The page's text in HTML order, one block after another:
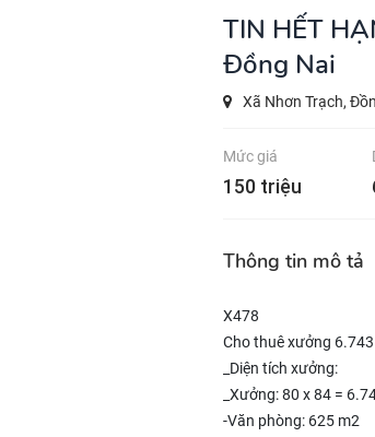
TIN HẾT
Đồng Nai
Xã Nhơn Trạch,
Mức giá
150 triệu
Thông tin mô tả
X478
Cho thuê xưởng
_Diện tích xưởng:
_Xưởng: 80 x 84 =
-Văn phòng: 625 m2